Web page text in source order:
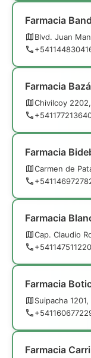
Farmacia
Blvd. Juan
Farmacia
Chivilcoy
Farmacia
Carmen de
Farmacia
Cap. Claudio
+541147511220
Farmacia
Suipacha
Farmacia